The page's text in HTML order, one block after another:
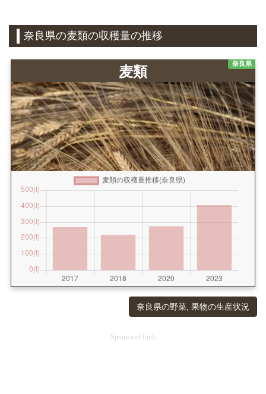
奈良県の麦類の収穫量の推移
奈良県
麦類
奈良県の野菜, 果物の生産状況
Sponsored Link